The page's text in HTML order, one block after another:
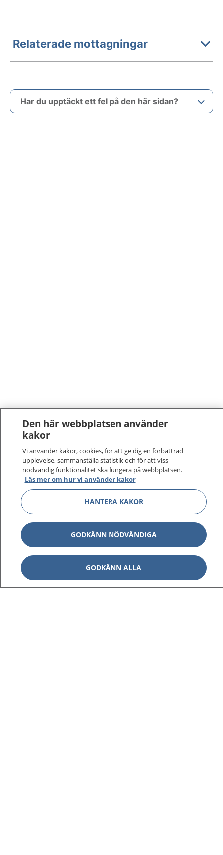
Relaterade mottagningar
Har du upptäckt ett fel på den här sidan?
Den här webbplatsen använder
kakor
Vi använder kakor, cookies, för att ge dig en förbättrad
upplevelse, sammanställa statistik och för att viss
nödvändig funktionalitet ska fungera på webbplatsen.
Läs mer om hur vi använder kakor
HANTERA KAKOR
GODKÄNN NÖDVÄNDIGA
GODKÄNN ALLA